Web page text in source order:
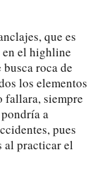
que es
en el highline
roca de
los elementos
fallara, siempre
a
pues
al practicar el